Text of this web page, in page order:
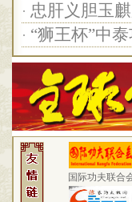
· 忠肝义胆玉
· “狮王杯”中
国际功夫联合